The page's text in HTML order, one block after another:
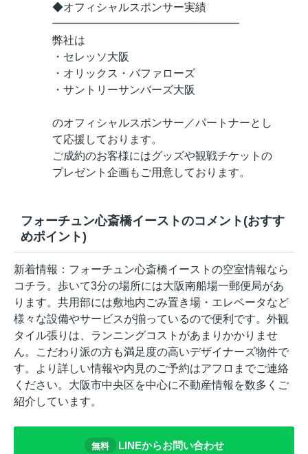
◆オフィシャルスポンサー実績
━━━━━━━━━━━━━━━━━
弊社は
・セレッソ大阪
・オリックス・バファローズ
・サントリーサンバーズ大阪
のオフィシャルスポンサー／パートナーとし
て応援しております。
ご成約のお客様にはグッズや観戦チケットの
プレゼント企画もご用意しております。
フォーチュン心斎橋イーストのコメント(おすす
めポイント)
新着情報：フォーチュン心斎橋イーストの空室情報なら
コチラ。歩いて3分の場所には大阪南船場一郵便局があ
ります。共用部には敷地内ごみ置き場・エレベータなど
様々な設備やサービスが揃っているので便利です。外観
タイル張りは、ランニングコストがあまりかかりませ
ん。こだわり派の方も満足度の高いデザイナーズ物件で
す。より詳しい情報や内見のご予約はアフロまでご連絡
ください。大阪市中央区を中心に不動産情報を数多くご
紹介しています。
無料 LINEからお問い合わせ